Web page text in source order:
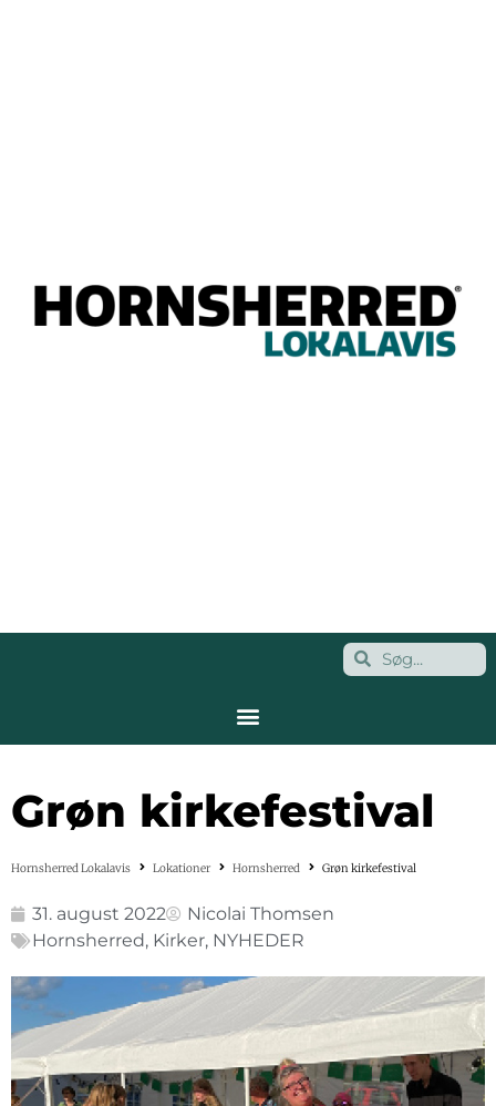
Grøn kirkefestival
Hornsherred Lokalavis Lokationer Hornsherred Grøn kirkefestival
31. august 2022
Nicolai Thomsen
Hornsherred, Kirker, NYHEDER